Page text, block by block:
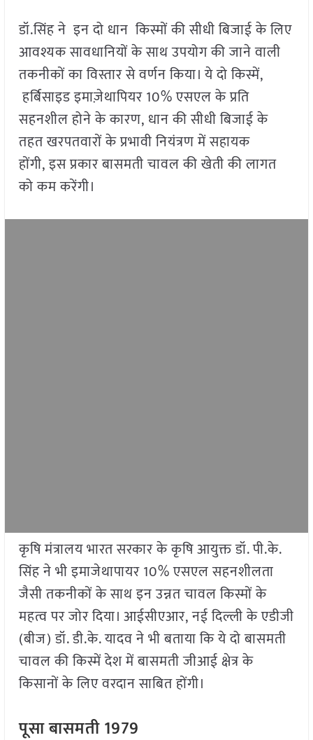
डॉ.सिंह ने इन दो धान किस्मों की सीधी बिजाई के लिए
आवश्यक सावधानियों के साथ उपयोग की जाने वाली
तकनीकों का विस्तार से वर्णन किया। ये दो किस्में,
हर्बिसाइड इमाज़ेथापियर 10% एसएल के प्रति
सहनशील होने के कारण, धान की सीधी बिजाई के
तहत खरपतवारों के प्रभावी नियंत्रण में सहायक
होंगी, इस प्रकार बासमती चावल की खेती की लागत
को कम करेंगी।
कृषि मंत्रालय भारत सरकार के कृषि आयुक्त डॉ. पी.के.
सिंह ने भी इमाजेथापायर 10% एसएल सहनशीलता
जैसी तकनीकों के साथ इन उन्नत चावल किस्मों के
महत्व पर जोर दिया। आईसीएआर, नई दिल्ली के एडीजी
(बीज) डॉ. डी.के. यादव ने भी बताया कि ये दो बासमती
चावल की किस्में देश में बासमती जीआई क्षेत्र के
किसानों के लिए वरदान साबित होंगी।
पूसा बासमती 1979